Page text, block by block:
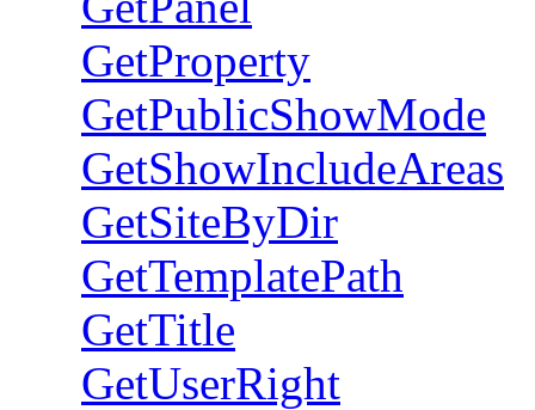
GetProperty
GetPublicShowMode
GetShowIncludeAreas
GetSiteByDir
GetTemplatePath
GetTitle
GetUserRight